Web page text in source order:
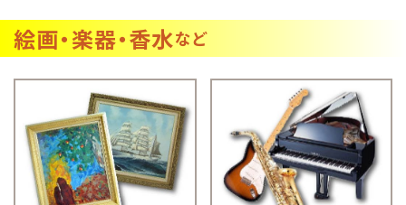
絵画・楽器・香水など